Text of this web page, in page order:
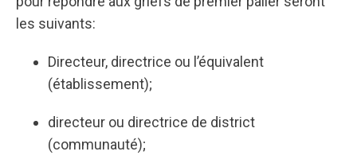
les suivants:
Directeur, directrice ou l’équivalent
(établissement);
directeur ou directrice de district
(communauté);